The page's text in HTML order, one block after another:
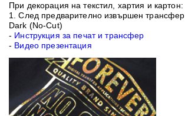
При декорация на текстил, хартия и картон:
1. След предварително извършен трансфер
Dark (No-Cut)
- Инструкция за печат и трансфер
- Видео презентация